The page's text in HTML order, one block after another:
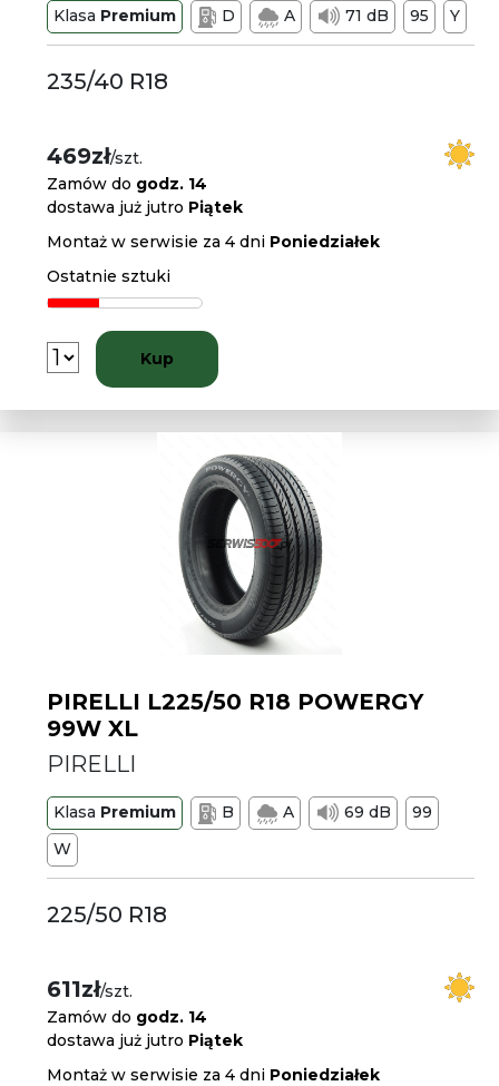
Klasa Premium D A 71 dB 95 Y
235/40 R18
469zł/szt.
Zamów do godz. 14
dostawa już jutro Piątek
Montaż w serwisie za 4 dni Poniedziałek
Ostatnie sztuki
Kup
PIRELLI L225/50 R18 POWERGY
99W XL
PIRELLI
Klasa Premium B A 69 dB
99
W
225/50 R18
611zł/szt.
Zamów do godz. 14
dostawa już jutro Piątek
Montaż w serwisie za 4 dni Poniedziałek